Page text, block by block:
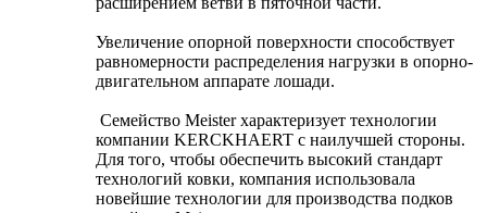
Увеличение опорной поверхности способствует
равномерности распределения нагрузки в опорно-
двигательном аппарате лошади.
Семейство Meister характеризует технологии
компании KERCKHAERT с наилучшей стороны.
Для того, чтобы обеспечить высокий стандарт
технологий ковки, компания использовала
новейшие технологии для производства подков